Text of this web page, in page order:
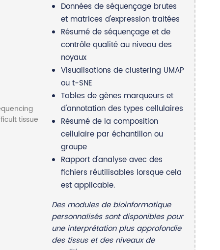
Données de séquençage brutes
et matrices d'expression traitées
Résumé de séquençage et de
contrôle qualité au niveau des
noyaux
Visualisations de clustering UMAP
ou t-SNE
Tables de gènes marqueurs et
d'annotation des types cellulaires
Résumé de la composition
cellulaire par échantillon ou
groupe
Rapport d'analyse avec des
fichiers réutilisables lorsque cela
est applicable.
Des modules de bioinformatique
personnalisés sont disponibles pour
une interprétation plus approfondie
des tissus et des niveaux de